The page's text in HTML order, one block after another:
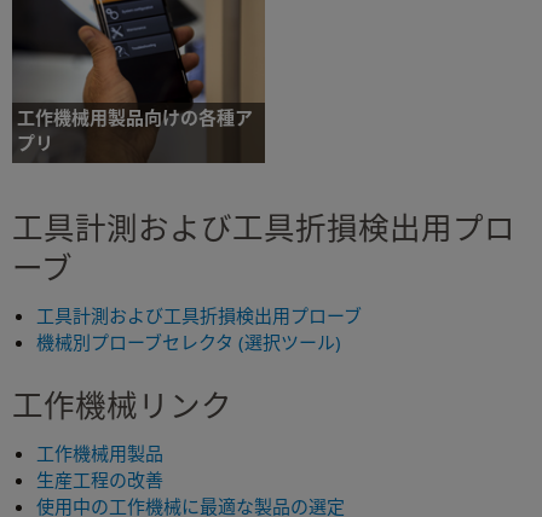
NC4 非接触式工具計測システム
工作機械用製品向けの各種ア
プリ
使用、さらにはメンテナンスを実現するため
の工作機械用アプリケーション
工作機械用製品向けの各種アプ
工具計測および工具折損検出用プロ
ーブ
工具計測および工具折損検出用プローブ
機械別プローブセレクタ (選択ツール)
工作機械リンク
工作機械用製品
生産工程の改善
使用中の工作機械に最適な製品の選定